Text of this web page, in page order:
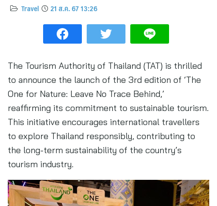
Travel 21 ส.ค. 67 13:26
The Tourism Authority of Thailand (TAT) is thrilled
to announce the launch of the 3rd edition of ‘The
One for Nature: Leave No Trace Behind,’
reaffirming its commitment to sustainable tourism.
This initiative encourages international travellers
to explore Thailand responsibly, contributing to
the long-term sustainability of the country’s
tourism industry.